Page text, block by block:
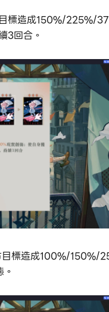
標造成150%/225%/
3回合。
目標造成100%/150%/